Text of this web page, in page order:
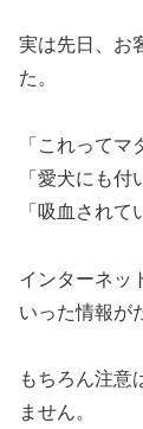
実は先日、お
た。
「これってマ
「愛犬にも
「吸血されて
インターネッ
いった情報が
もちろん注意
ません。